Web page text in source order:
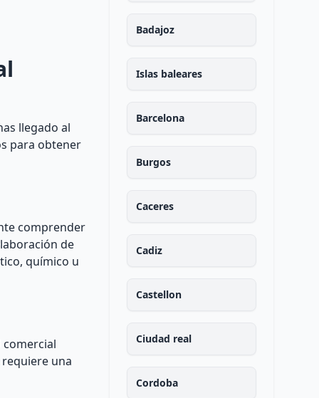
llegado al
para obtener
comprender
de
químico u
una
Badajoz
Islas baleares
Barcelona
Burgos
Caceres
Cadiz
Castellon
Ciudad real
Cordoba